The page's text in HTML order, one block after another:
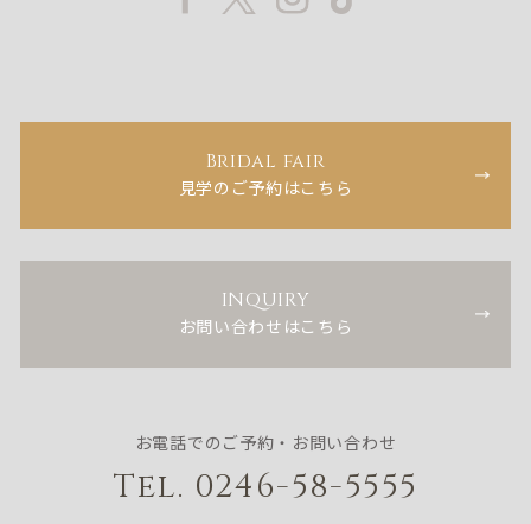
Bridal fair
見学のご予約はこちら
INQUIRY
お問い合わせはこちら
お電話でのご予約・お問い合わせ
Tel. 0246-58-5555